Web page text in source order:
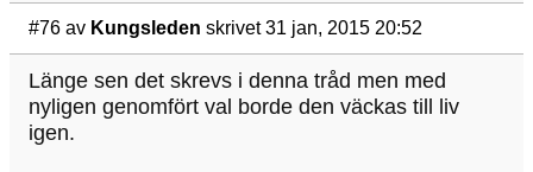
#76 av Kungsleden skrivet 31 jan, 2015 20:52
Länge sen det skrevs i denna tråd men med
nyligen genomfört val borde den väckas till liv
igen.